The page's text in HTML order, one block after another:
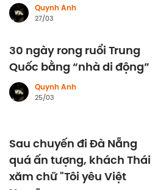
Quynh Anh
27/03
30 ngày rong ruổi Trung
Quốc bằng “nhà di động”
Quynh Anh
25/03
Sau chuyến đi Đà Nẵng
quá ấn tượng, khách Thái
xăm chữ "Tôi yêu Việt